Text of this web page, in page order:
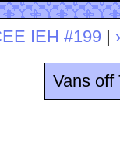
IEH #199
Vans off